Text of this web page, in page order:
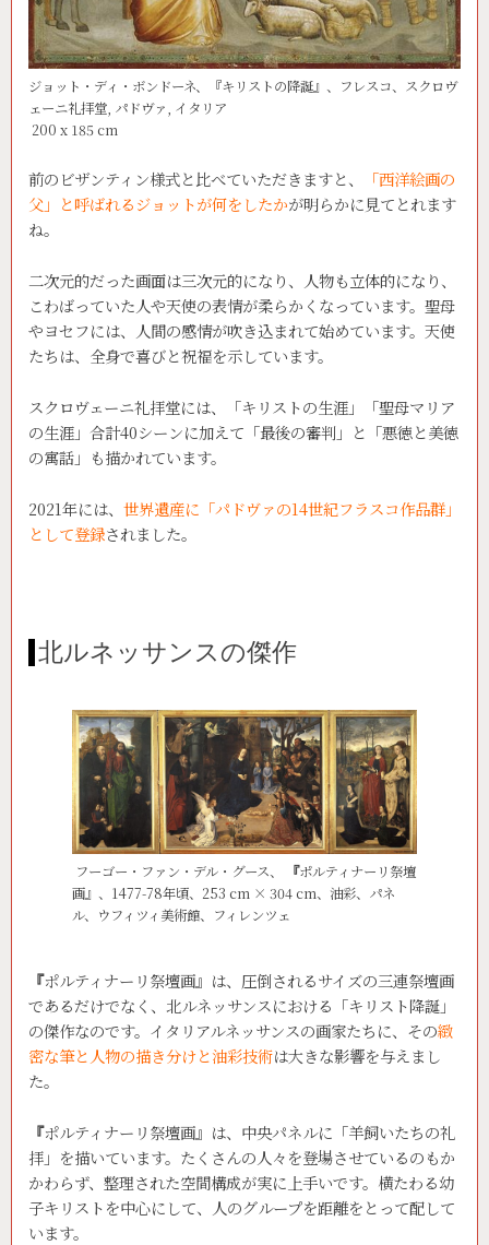
ジョット・ディ・ボンドーネ、『キリストの降誕』、フレスコ、スクロヴ
ェーニ礼拝堂, パドヴァ, イタリア
200 x 185 cm
前のビザンティン様式と比べていただきますと、
「西洋絵画の
父」と呼ばれるジョットが何をしたかが明らかに見てとれます
ね。
二次元的だった画面は三次元的になり、人物も立体的になり、
こわばっていた人や天使の表情が柔らかくなっています。聖母
やヨセフには、人間の感情が吹き込まれて始めています。天使
たちは、全身で喜びと祝福を示しています。
スクロヴェーニ礼拝堂には、「キリストの生涯」「聖母マリア
の生涯」合計40シーンに加えて「最後の審判」と「悪徳と美徳
の寓話」も描かれています。
2021年には、 世界遺産に「パドヴァの14世紀フラスコ作品群」
として登録されました。
北ルネッサンスの傑作
フーゴー・ファン・デル・グース、 『ポルティナーリ祭壇
画』、1477-78年頃、253 cm × 304 cm、油彩、パネ
ル、ウフィツィ美術館、フィレンツェ
『ポルティナーリ祭壇画』は、圧倒されるサイズの三連祭壇画
であるだけでなく、北ルネッサンスにおける「キリスト降誕」
の傑作なのです。イタリアルネッサンスの画家たちに、その緻
密な筆と人物の描き分けと油彩技術は大きな影響を与えまし
た。
『ポルティナーリ祭壇画』は、中央パネルに「羊飼いたちの礼
拝」を描いています。たくさんの人々を登場させているのもか
かわらず、整理された空間構成が実に上手いです。横たわる幼
子キリストを中心にして、人のグループを距離をとって配して
います。